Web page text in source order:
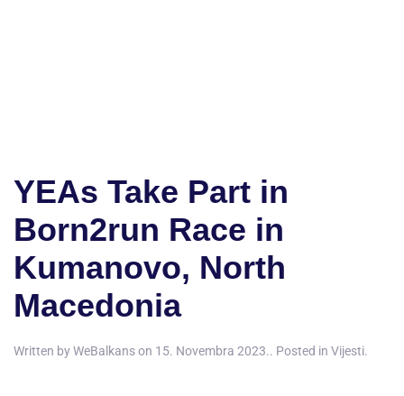
YEAs Take Part in
Born2run Race in
Kumanovo, North
Macedonia
Written byWeBalkanson 15. Novembra 2023.. Posted in Vijesti.